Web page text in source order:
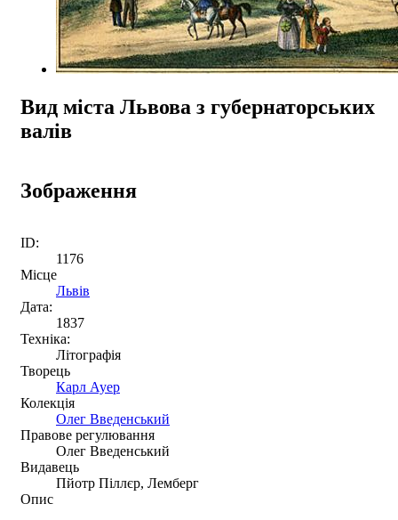
Вид міста Львова з губернаторських
валів
Зображення
ID:
1176
Місце
Львів
Дата:
1837
Техніка:
Літографія
Творець
Карл Ауер
Колекція
Олег Введенський
Правове регулювання
Олег Введенський
Видавець
Пйотр Піллєр, Лемберг
Опис